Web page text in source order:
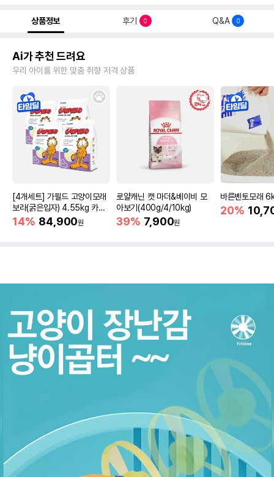
상품정보 후기 0 Q&A 0
Ai가 추천 드려요
우리 아이를 위한 맞춤 취향 저격 상품
[4개세트] 가필드 고양이모래
보라(굵은입자) 4.55kg 카사
바모래
14% 84,900원
로얄캐닌 캣 마더&베이비 모
아보기(400g/4/10kg)
39% 7,900원
바른벤토모래
20%